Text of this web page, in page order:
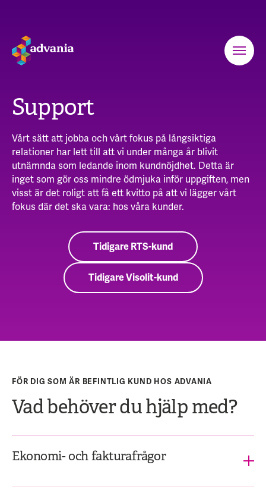
Support
Vårt sätt att jobba och vårt fokus på långsiktiga
relationer har lett till att vi under många år blivit
utnämnda som ledande inom kundnöjdhet. Detta är
inget som gör oss mindre ödmjuka inför uppgiften, men
visst är det roligt att få ett kvitto på att vi lägger vårt
fokus där det ska vara: hos våra kunder.
Tidigare RTS-kund
Tidigare Visolit-kund
FÖR DIG SOM ÄR BEFINTLIG KUND HOS ADVANIA
Vad behöver du hjälp med?
Ekonomi- och fakturafrågor